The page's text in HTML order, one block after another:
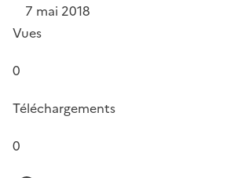
7 mai 2018
Vues
0
Téléchargements
0